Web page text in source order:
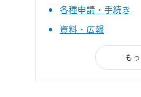
各種申請・手続き
資料・広報
も